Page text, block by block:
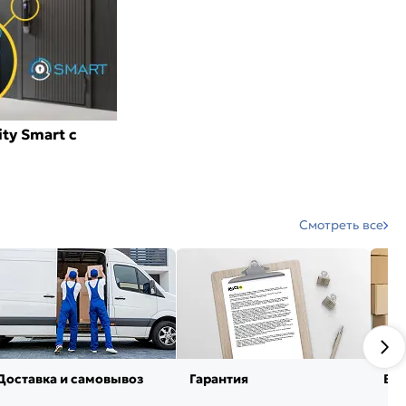
Smart с
Смотреть все
и самовывоз Гарантия